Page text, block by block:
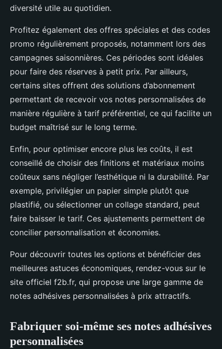
diversité utile au quotidien.
Profitez également des offres spéciales et des codes
promo régulièrement proposés, notamment lors des
campagnes saisonnières. Ces périodes sont idéales
pour faire des réserves à petit prix. Par ailleurs,
certains sites offrent des solutions d’abonnement
permettant de recevoir vos notes personnalisées de
manière régulière à tarif préférentiel, ce qui facilite un
budget maîtrisé sur le long terme.
Enfin, pour optimiser encore plus les coûts, il est
conseillé de choisir des finitions et matériaux moins
coûteux sans négliger l’esthétique ni la durabilité. Par
exemple, privilégier un papier simple plutôt que
plastifié, ou sélectionner un collage standard, peut
faire baisser le tarif. Ces ajustements permettent de
concilier personnalisation et économies.
Pour découvrir toutes les options et bénéficier des
meilleures astuces économiques, rendez-vous sur le
site officiel f2b.fr, qui propose une large gamme de
notes adhésives personnalisées à prix attractifs.
Fabriquer soi-même ses notes adhésives
personnalisées